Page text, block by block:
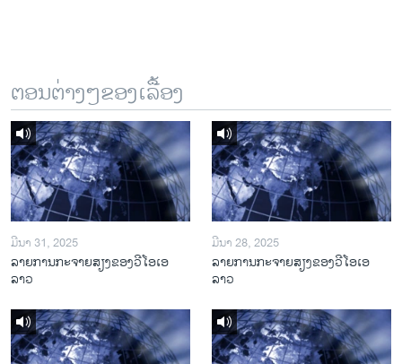
ຕອນຕ່າງໆຂອງເລື້ອງ
ມີນາ 31, 2025
ລາຍການກະຈາຍສຽງຂອງວີໂອເອ
ລາວ
ມີນາ 28, 2025
ລາຍການກະຈາຍສຽງຂອງວີໂອເອ
ລາວ